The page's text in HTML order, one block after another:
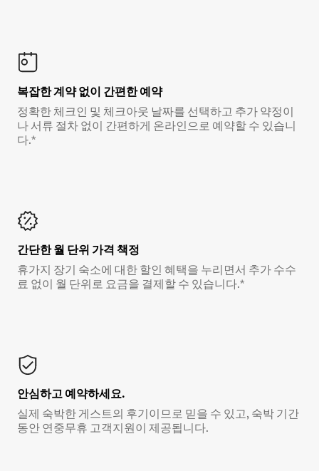
복잡한 계약 없이 간편한 예약
정확한 체크인 및 체크아웃 날짜를 선택하고 추가 약정이
나 서류 절차 없이 간편하게 온라인으로 예약할 수 있습니
다.*
간단한 월 단위 가격 책정
휴가지 장기 숙소에 대한 할인 혜택을 누리면서 추가 수수
료 없이 월 단위로 요금을 결제할 수 있습니다.*
안심하고 예약하세요.
실제 숙박한 게스트의 후기이므로 믿을 수 있고, 숙박 기간
동안 연중무휴 고객지원이 제공됩니다.